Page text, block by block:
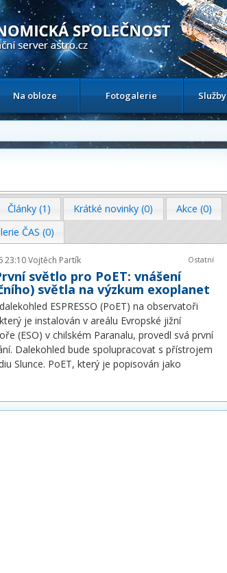
astronomický server
Na obloze Fotogalerie Služby
Články (1) Krátké novinky (0)
Akce (0)
ČAS (0)
23:10Vojtěch Partík Ostatní
světlo pro PoET: vnášení
světla na výzkum exoplanet
ESPRESSO (PoET) na observatoři
je instalován v areálu Evropské jižní
(ESO) v chilském Paranalu, provedl svá první
Dalekohled bude spolupracovat s přístrojem
Slunce. PoET, který je popisován jako